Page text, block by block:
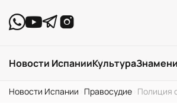
Новости ИспанииКультура
Новости Испании Правосудие Полиция